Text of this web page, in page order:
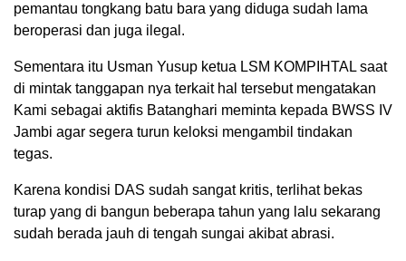
pemantau tongkang batu bara yang diduga sudah lama
beroperasi dan juga ilegal.
Sementara itu Usman Yusup ketua LSM KOMPIHTAL saat
di mintak tanggapan nya terkait hal tersebut mengatakan
Kami sebagai aktifis Batanghari meminta kepada BWSS IV
Jambi agar segera turun keloksi mengambil tindakan
tegas.
Karena kondisi DAS sudah sangat kritis, terlihat bekas
turap yang di bangun beberapa tahun yang lalu sekarang
sudah berada jauh di tengah sungai akibat abrasi.